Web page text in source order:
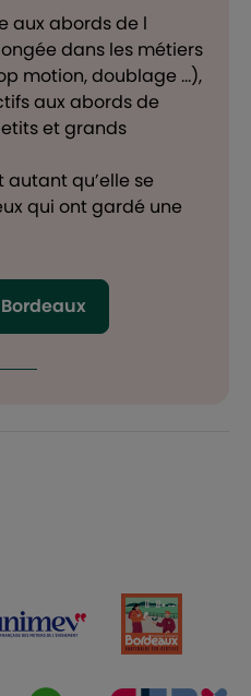
aux abords de l
dans les métiers
motion, doublage ...),
aux abords de
et grands
autant qu’elle se
qui ont gardé une